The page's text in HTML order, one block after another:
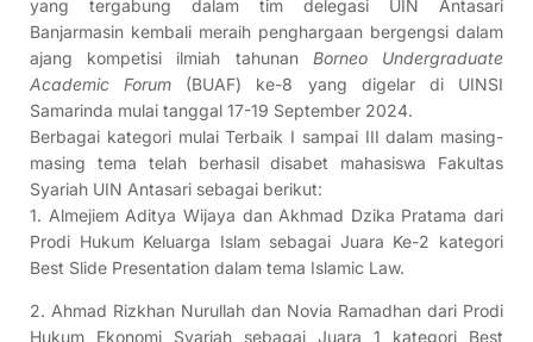
yang tergabung dalam tim delegasi UIN Antasari
Banjarmasin kembali meraih penghargaan bergengsi dalam
ajang kompetisi ilmiah tahunan Borneo Undergraduate
Academic Forum (BUAF) ke-8 yang digelar di UINSI
Samarinda mulai tanggal 17-19 September 2024.
Berbagai kategori mulai Terbaik I sampai III dalam masing-
masing tema telah berhasil disabet mahasiswa Fakultas
Syariah UIN Antasari sebagai berikut:
1. Almejiem Aditya Wijaya dan Akhmad Dzika Pratama dari
Prodi Hukum Keluarga Islam sebagai Juara Ke-2 kategori
Best Slide Presentation dalam tema Islamic Law.
2. Ahmad Rizkhan Nurullah dan Novia Ramadhan dari Prodi
Hukum Ekonomi Syariah sebagai Juara 1 kategori Best